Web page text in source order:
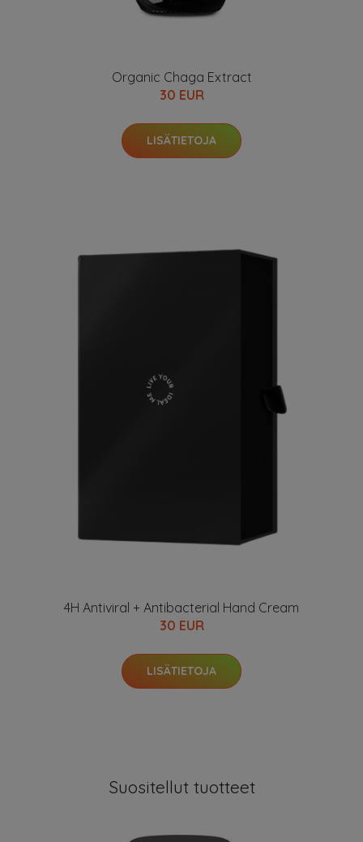
Organic Chaga Extract
30 EUR
LISÄTIETOJA
4H Antiviral + Antibacterial Hand Cream
30 EUR
LISÄTIETOJA
Suositellut tuotteet